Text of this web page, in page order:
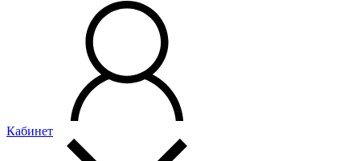
Кабинет